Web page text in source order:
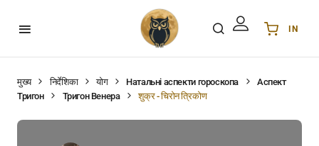
IN
DE
PL Polski
मुख्य निर्देशिका योग Натальні аспекти гороскопа
Аспект
Тригон
Тригон Венера शुक्र - चिरोन त्रिकोण